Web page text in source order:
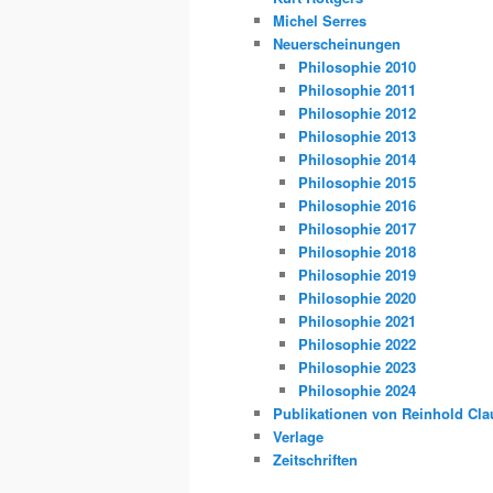
Michel Serres
Neuerscheinungen
Philosophie 2010
Philosophie 2011
Philosophie 2012
Philosophie 2013
Philosophie 2014
Philosophie 2015
Philosophie 2016
Philosophie 2017
Philosophie 2018
Philosophie 2019
Philosophie 2020
Philosophie 2021
Philosophie 2022
Philosophie 2023
Philosophie 2024
Publikationen von Reinhold
Verlage
Zeitschriften